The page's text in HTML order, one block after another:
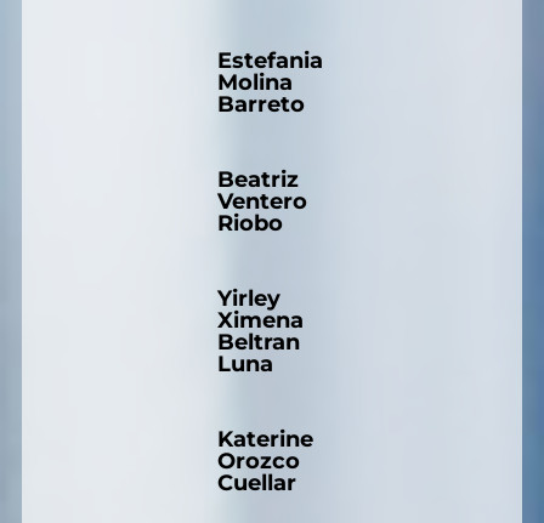
Estefania
Molina
Barreto
Beatriz
Ventero
Riobo
Yirley
Ximena
Beltran
Luna
Katerine
Orozco
Cuellar